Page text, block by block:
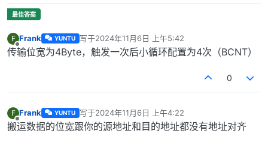
F
离线
Frank YUNTU 写于2024年11月6日 上午5:42
最后由 编辑
传输位宽为4Byte，触发一次后小循环配置为4次（BCNT）
0
F
离线
Frank YUNTU 写于2024年11月6日 上午4:22
最后由 编辑
搬运数据的位宽跟你的源地址和目的地址都没有地址对齐